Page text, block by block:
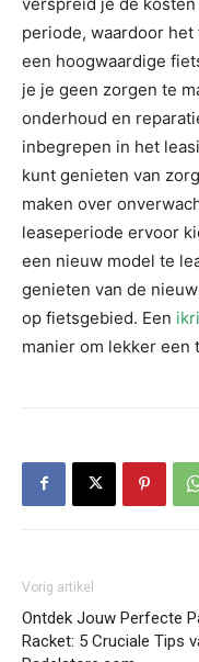
periode, waardoor
een hoogwaardige
je je geen zorgen te
onderhoud en
inbegrepen in het
kunt genieten van
maken over
leaseperiode ervoor
een nieuw model te
genieten van de
op fietsgebied. Een
manier om lekker een
Vorig artikel
Ontdek Jouw Perfecte
Racket: 5 Cruciale Tips